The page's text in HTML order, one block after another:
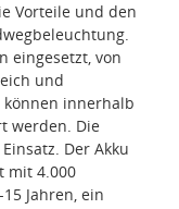
Vorteile und den
eingesetzt, von
und
können innerhalb
werden. Die
Der Akku
mit 4.000
Jahren, ein